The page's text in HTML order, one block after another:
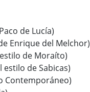
de Lucía)
Enrique del Melchor)
de Moraíto)
de Sabicas)
Contemporáneo)